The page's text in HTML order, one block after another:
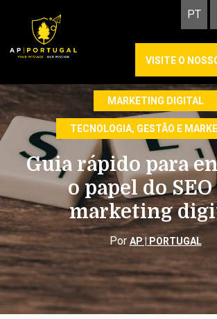
PT
VISITE O
MARKETING DIGITAL
TECNOLOGIA, GESTÃO E
Guia rápido para
o papel do
marketing
Por AP | PORTUGAL